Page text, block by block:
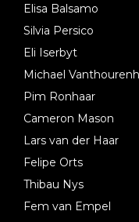
Elisa Balsamo
Silvia Persico
Eli Iserbyt
Michael
Pim Ronhaar
Cameron Mason
Lars van der Haar
Felipe Orts
Thibau Nys
Fem van Empel